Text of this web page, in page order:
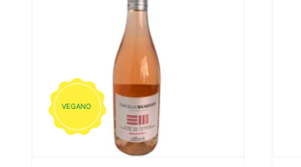
VEGANO